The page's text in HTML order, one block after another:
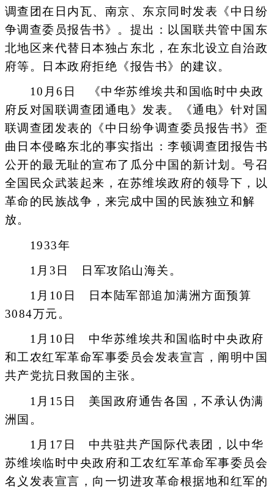
调查团在日内瓦、南京、东京同时发表《中日纷
争调查委员报告书》。提出：以国联共管中国东
北地区来代替日本独占东北，在东北设立自治政
府等。日本政府拒绝《报告书》的建议。
10月6日 《中华苏维埃共和国临时中央政
府反对国联调查团通电》发表。《通电》针对国
联调查团发表的《中日纷争调查委员报告书》歪
曲日本侵略东北的事实指出：李顿调查团报告书
公开的最无耻的宣布了瓜分中国的新计划。号召
全国民众武装起来，在苏维埃政府的领导下，以
革命的民族战争，来完成中国的民族独立和解
放。
1933年
1月3日 日军攻陷山海关。
1月10日 日本陆军部追加满洲方面预算
3084万元。
1月10日 中华苏维埃共和国临时中央政府
和工农红军革命军事委员会发表宣言，阐明中国
共产党抗日救国的主张。
1月15日 美国政府通告各国，不承认伪满
洲国。
1月17日 中共驻共产国际代表团，以中华
苏维埃临时中央政府和工农红军革命军事委员会
名义发表宣言，向一切进攻革命根据地和红军的